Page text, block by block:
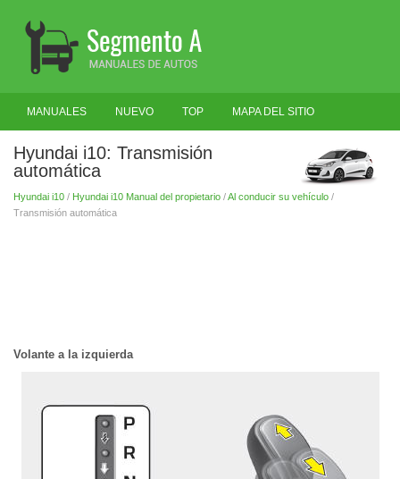
MANUALES NUEVO TOP MAPA DEL SITIO
BUSCAR
Hyundai i10: Transmisión
automática
Hyundai i10 / Hyundai i10 Manual del propietario /Al conducir su vehículo /
Transmisión automática
Volante a la izquierda